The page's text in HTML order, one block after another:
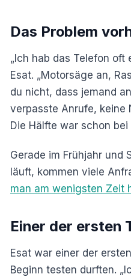
Das Problem
„Ich hab das Telefon
Esat. „Motorsäge an,
du nicht, dass jemand
verpasste Anrufe, keine
Die Hälfte war schon
Gerade im Frühjahr und
läuft, kommen viele
man am wenigsten Zeit
Einer der ersten
Esat war einer der
Beginn testen durften.